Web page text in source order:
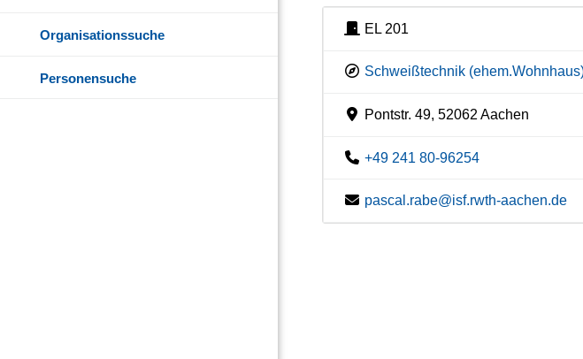
Organisationssuche
Personensuche
EL 201
Schweißtechnik
Pontstr. 49, 52062 Aachen
+49 241 80-96254
pascal.rabe@isf.rwth-aachen.de